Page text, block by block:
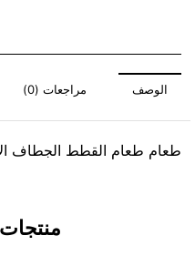
الوصف مراجعات (0)
طعام طعام القطط الجطاف